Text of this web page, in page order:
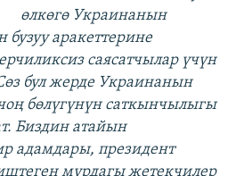
өлкөгө Украинанын
бузуу аракеттерине
саясатчылар үчүн
бул жерде Украинанын
бөлүгүнүн саткынчылыгы
Биздин атайын
адамдары, президент
мурдагы жетекчилер